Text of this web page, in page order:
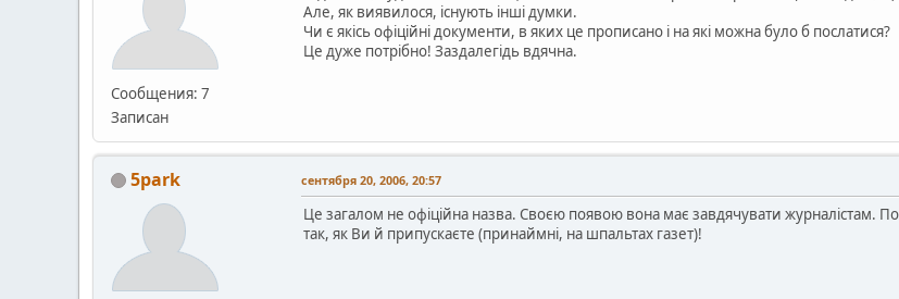
Сообщения: 7
Записан
Але, як виявилося, існують інші думки.
Чи є якісь офіційні документи, в яких це прописано і на які можна було б послатися?
Це дуже потрібно! Заздалегідь вдячна.
5park сентября 20, 2006, 20:57
Це загалом не офіційна назва. Своєю появою вона має завдячувати журналістам.
так, як Ви й припускаєте (принаймні, на шпальтах газет)!